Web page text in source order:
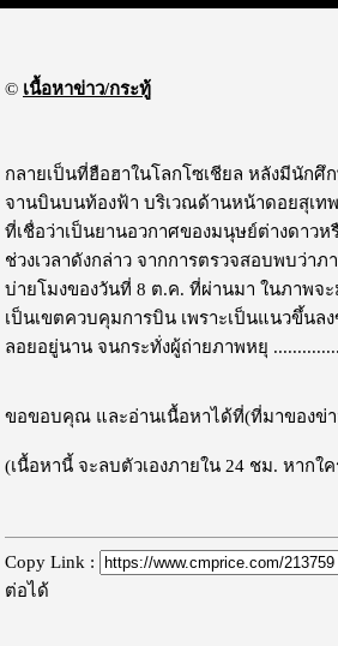
© เนื้อหาข่าว/กระทู้
กลายเป็นที่ฮือฮาในโลกโซเชียล หลังมีนัก
จานบินบนท้องฟ้า บริเวณด้านหน้าดอยสุเทพ
ที่เชื่อว่าเป็นยานอวกาศของมนุษย์ต่างดาว
ช่วงเวลาดังกล่าว จากการตรวจสอบพบว่า
บ่ายโมงของวันที่ 8 ต.ค. ที่ผ่านมา ในภาพจ
เป็นเขตควบคุมการบิน เพราะเป็นแนวขึ้นล
ลอยอยู่นาน จนกระทั่งผู้ถ่ายภาพหยุ
ขอขอบคุณ และอ่านเนื้อหาได้ที่(ที่มาของข่า
(เนื้อหานี้ จะลบตัวเองภายใน 24 ชม. หาก
Copy Link :
ต่อได้